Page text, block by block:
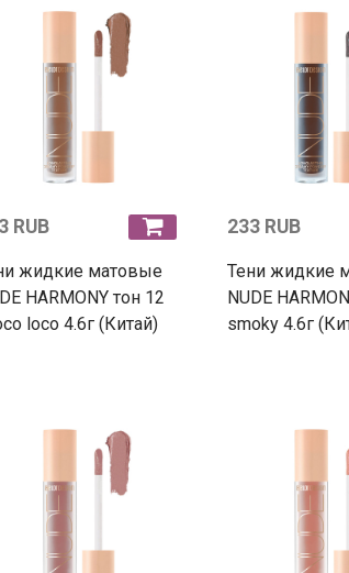
RUB
жидкие матовые
HARMONY тон 12
loco 4.6г (Китай)
233 RUB
Тени жидкие
NUDE
smoky 4.6г